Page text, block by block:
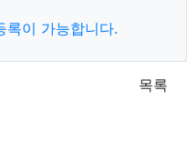
록이 가능합니다.
목록